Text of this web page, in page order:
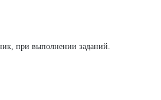
при выполнении заданий.